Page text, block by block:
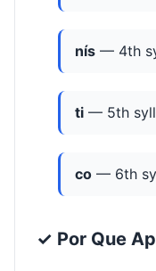
nís — 4th
ti — 5th
co — 6th
✓ Por Que